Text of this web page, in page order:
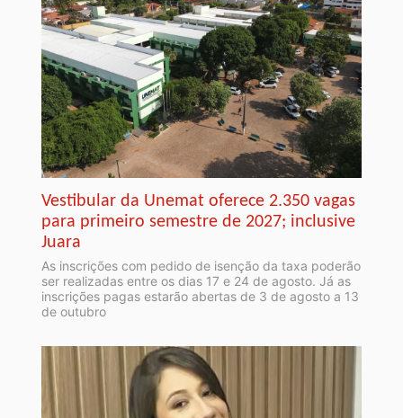
Vestibular da Unemat oferece 2.350 vagas
para primeiro semestre de 2027; inclusive
Juara
As inscrições com pedido de isenção da taxa poderão
ser realizadas entre os dias 17 e 24 de agosto. Já as
inscrições pagas estarão abertas de 3 de agosto a 13
de outubro